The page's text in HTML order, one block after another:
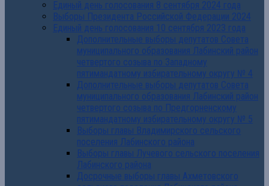
Единый день голосования 8 сентября 2024 года
Выборы Президента Российской Федерации 2024
Единый день голосования 10 сентября 2023 года
Дополнительные выборы депутатов Совета
муниципального образования Лабинский район
четвертого созыва по Западному
пятимандатному избирательному округу № 4
Дополнительные выборы депутатов Совета
муниципального образования Лабинский район
четвертого созыва по Предгорненскому
пятимандатному избирательному округу № 5
Выборы главы Владимирского сельского
поселения Лабинского района
Выборы главы Лучевого сельского поселения
Лабинского района
Досрочные выборы главы Ахметовского